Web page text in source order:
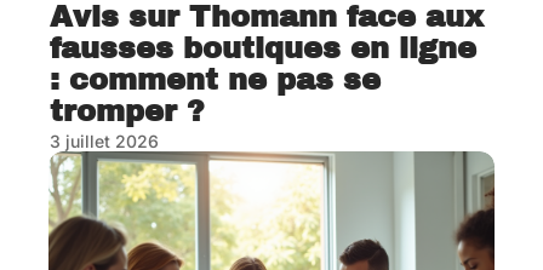
Avis sur Thomann face aux
fausses boutiques en ligne
: comment ne pas se
tromper ?
3 juillet 2026